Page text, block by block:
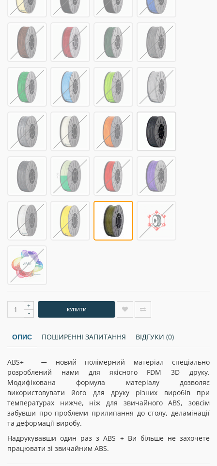
+
-
КУПИТИ
ОПИС ПОШИРЕННІ ЗАПИТАННЯ ВІДГУКИ (0)
ABS+ —
новий полімерний матеріал спеціально
розроблений нами для якісного FDM 3D друку.
Модифікована формула матеріалу дозволяє
використовувати його для друку різних виробів при
температурах нижче, ніж для звичайного ABS, зовсім
забувши про проблеми прилипання до столу, деламінації
та деформації виробу.
Надрукувавши один раз з АBS + Ви більше не захочете
працювати зі звичайним АBS.